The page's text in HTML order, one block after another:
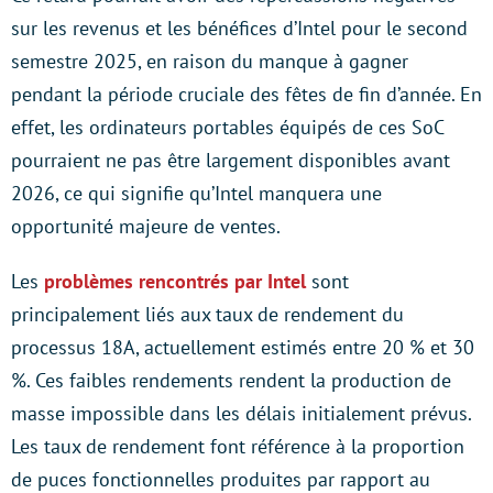
sur les revenus et les bénéfices d’Intel pour le second
semestre 2025, en raison du manque à gagner
pendant la période cruciale des fêtes de fin d’année. En
effet, les ordinateurs portables équipés de ces SoC
pourraient ne pas être largement disponibles avant
2026, ce qui signifie qu’Intel manquera une
opportunité majeure de ventes.
Les problèmes rencontrés par Intelsont
principalement liés aux taux de rendement du
processus 18A, actuellement estimés entre 20 % et 30
%. Ces faibles rendements rendent la production de
masse impossible dans les délais initialement prévus.
Les taux de rendement font référence à la proportion
de puces fonctionnelles produites par rapport au